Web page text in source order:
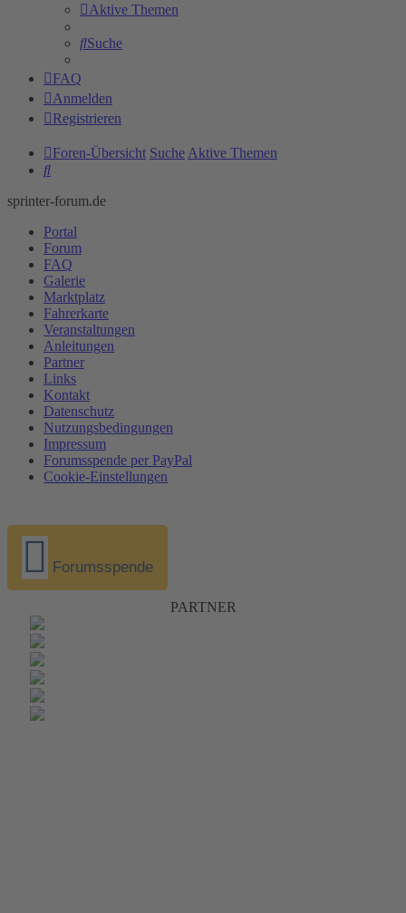
Aktive Themen
Suche
FAQ
Anmelden
Registrieren
Foren-Übersicht Suche Aktive Themen
Suche
sprinter-forum.de
Portal
Forum
FAQ
Galerie
Marktplatz
Fahrerkarte
Veranstaltungen
Anleitungen
Partner
Links
Kontakt
Datenschutz
Nutzungsbedingungen
Impressum
Forumsspende per PayPal
Cookie-Einstellungen
Forumsspende
PARTNER